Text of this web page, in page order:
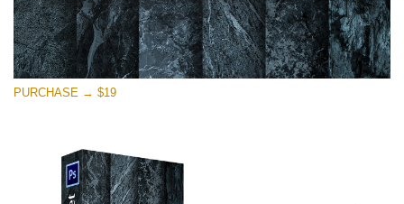
(1783 Overlays)
Large 6000*4000px
ดาวน์โหลดฟรี
PURCHASE → $19